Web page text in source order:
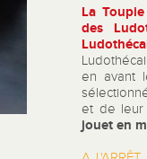
La
des
en avant
et de leur
jouet en